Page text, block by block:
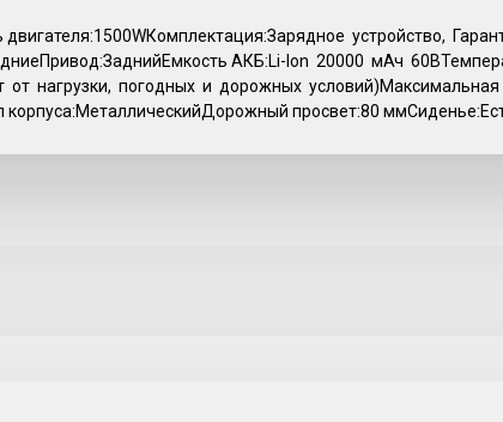
устройство,
АКБ:Li-Ion 20000 мАч
от нагрузки, погодных и дорожных условий)Максимальная
корпуса:МеталлическийДорожный просвет:80